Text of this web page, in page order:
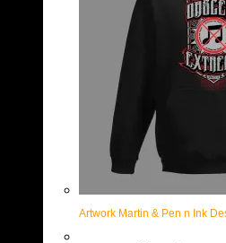
Artwork Martin & Pen n Ink